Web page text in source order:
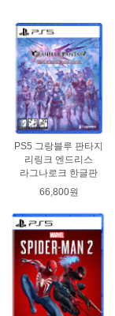
PS5 그랑블루 판타지
리링크 엔드리스
라그나로크 한글판
66,800원